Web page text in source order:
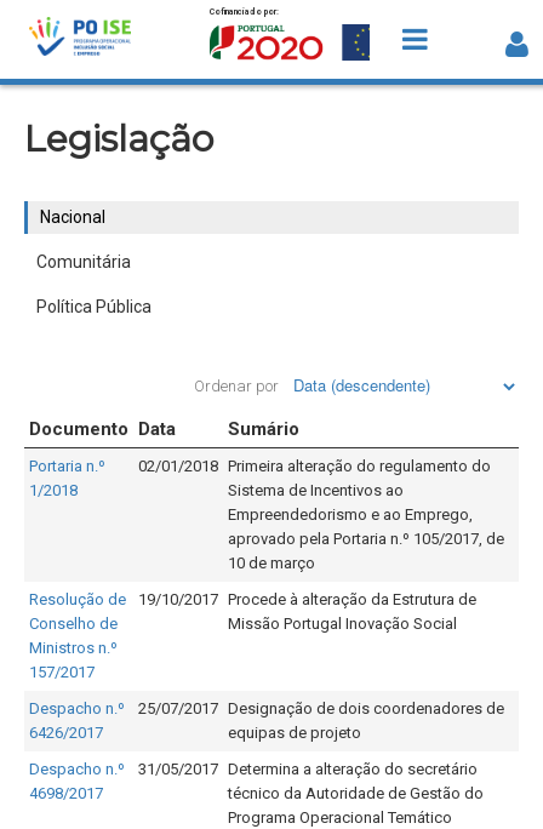
Saltar para o conteúdo
Cofinanciado por:
Legislação
Nacional
Comunitária
Política Pública
Ordenar por
Documento Data Sumário
Portaria n.º
1/2018
02/01/2018 Primeira alteração do regulamento do
Sistema de Incentivos ao
Empreendedorismo e ao Emprego,
aprovado pela Portaria n.º 105/2017, de
10 de março
Resolução de
Conselho de
Ministros n.º
157/2017
19/10/2017 Procede à alteração da Estrutura de
Missão Portugal Inovação Social
Despacho n.º
6426/2017
25/07/2017 Designação de dois coordenadores de
equipas de projeto
Despacho n.º
4698/2017
31/05/2017 Determina a alteração do secretário
técnico da Autoridade de Gestão do
Programa Operacional Temático